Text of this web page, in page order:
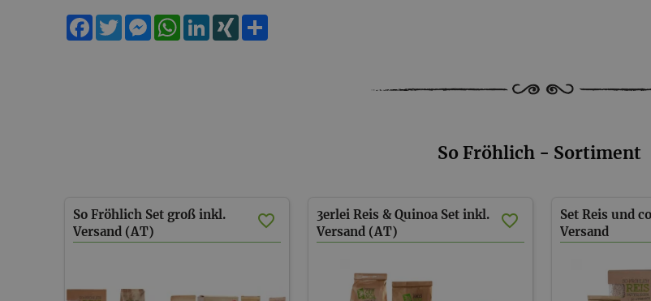
Facebook
TwitterMessengerWhatsApp
LinkedInXING
So Fröhlich - Sortiment
So Fröhlich Set groß inkl.
Versand (AT)
3erlei Reis & Quinoa Set inkl.
Versand (AT)
Set Reis und
Versand